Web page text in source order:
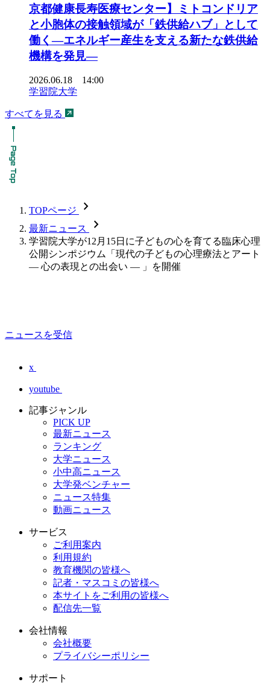
京都健康長寿医療センター】ミトコンドリア
と小胞体の接触領域が「鉄供給ハブ」として
働く―エネルギー産生を支える新たな鉄供給
機構を発見―
2026.06.18 14:00
学習院大学
すべてを見る
TOPページ chevron_forward
最新ニュース chevron_forward
学習院大学が12月15日に子どもの心を育てる臨床心理
公開シンポジウム「現代の子どもの心理療法とアート
— 心の表現との出会い — 」を開催
ニュースを受信
x
youtube
記事ジャンル
PICK UP
最新ニュース
ランキング
大学ニュース
小中高ニュース
大学発ベンチャー
ニュース特集
動画ニュース
サービス
ご利用案内
利用規約
教育機関の皆様へ
記者・マスコミの皆様へ
本サイトをご利用の皆様へ
配信先一覧
会社情報
会社概要
プライバシーポリシー
サポート